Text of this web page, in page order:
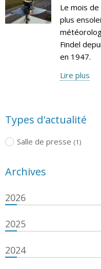
Le mois
plus
Findel
en 1947.
Lire plus
Types d'actualité
Salle de presse (1)
Archives
2026
2025
2024